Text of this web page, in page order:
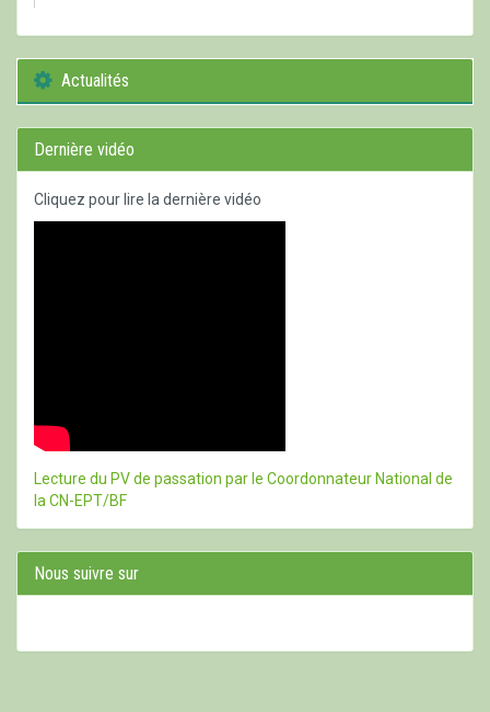
Actualités
Dernière vidéo
Cliquez pour lire la dernière vidéo
Lecture du PV de passation par le Coordonnateur National de
la CN-EPT/BF
Nous suivre sur